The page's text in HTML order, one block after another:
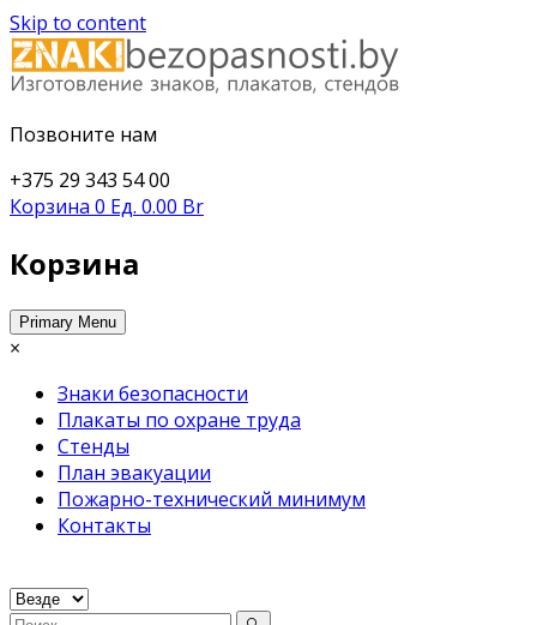
Skip to content
https://
Изготовление знаков безопасности, плакатов,
Позвоните нам
+375 29 343 54 00
Корзина 0 Ед. 0.00 Br
Корзина
Primary Menu
×
Знаки безопасности
Плакаты по охране труда
Стенды
План эвакуации
Пожарно-технический минимум
Контакты